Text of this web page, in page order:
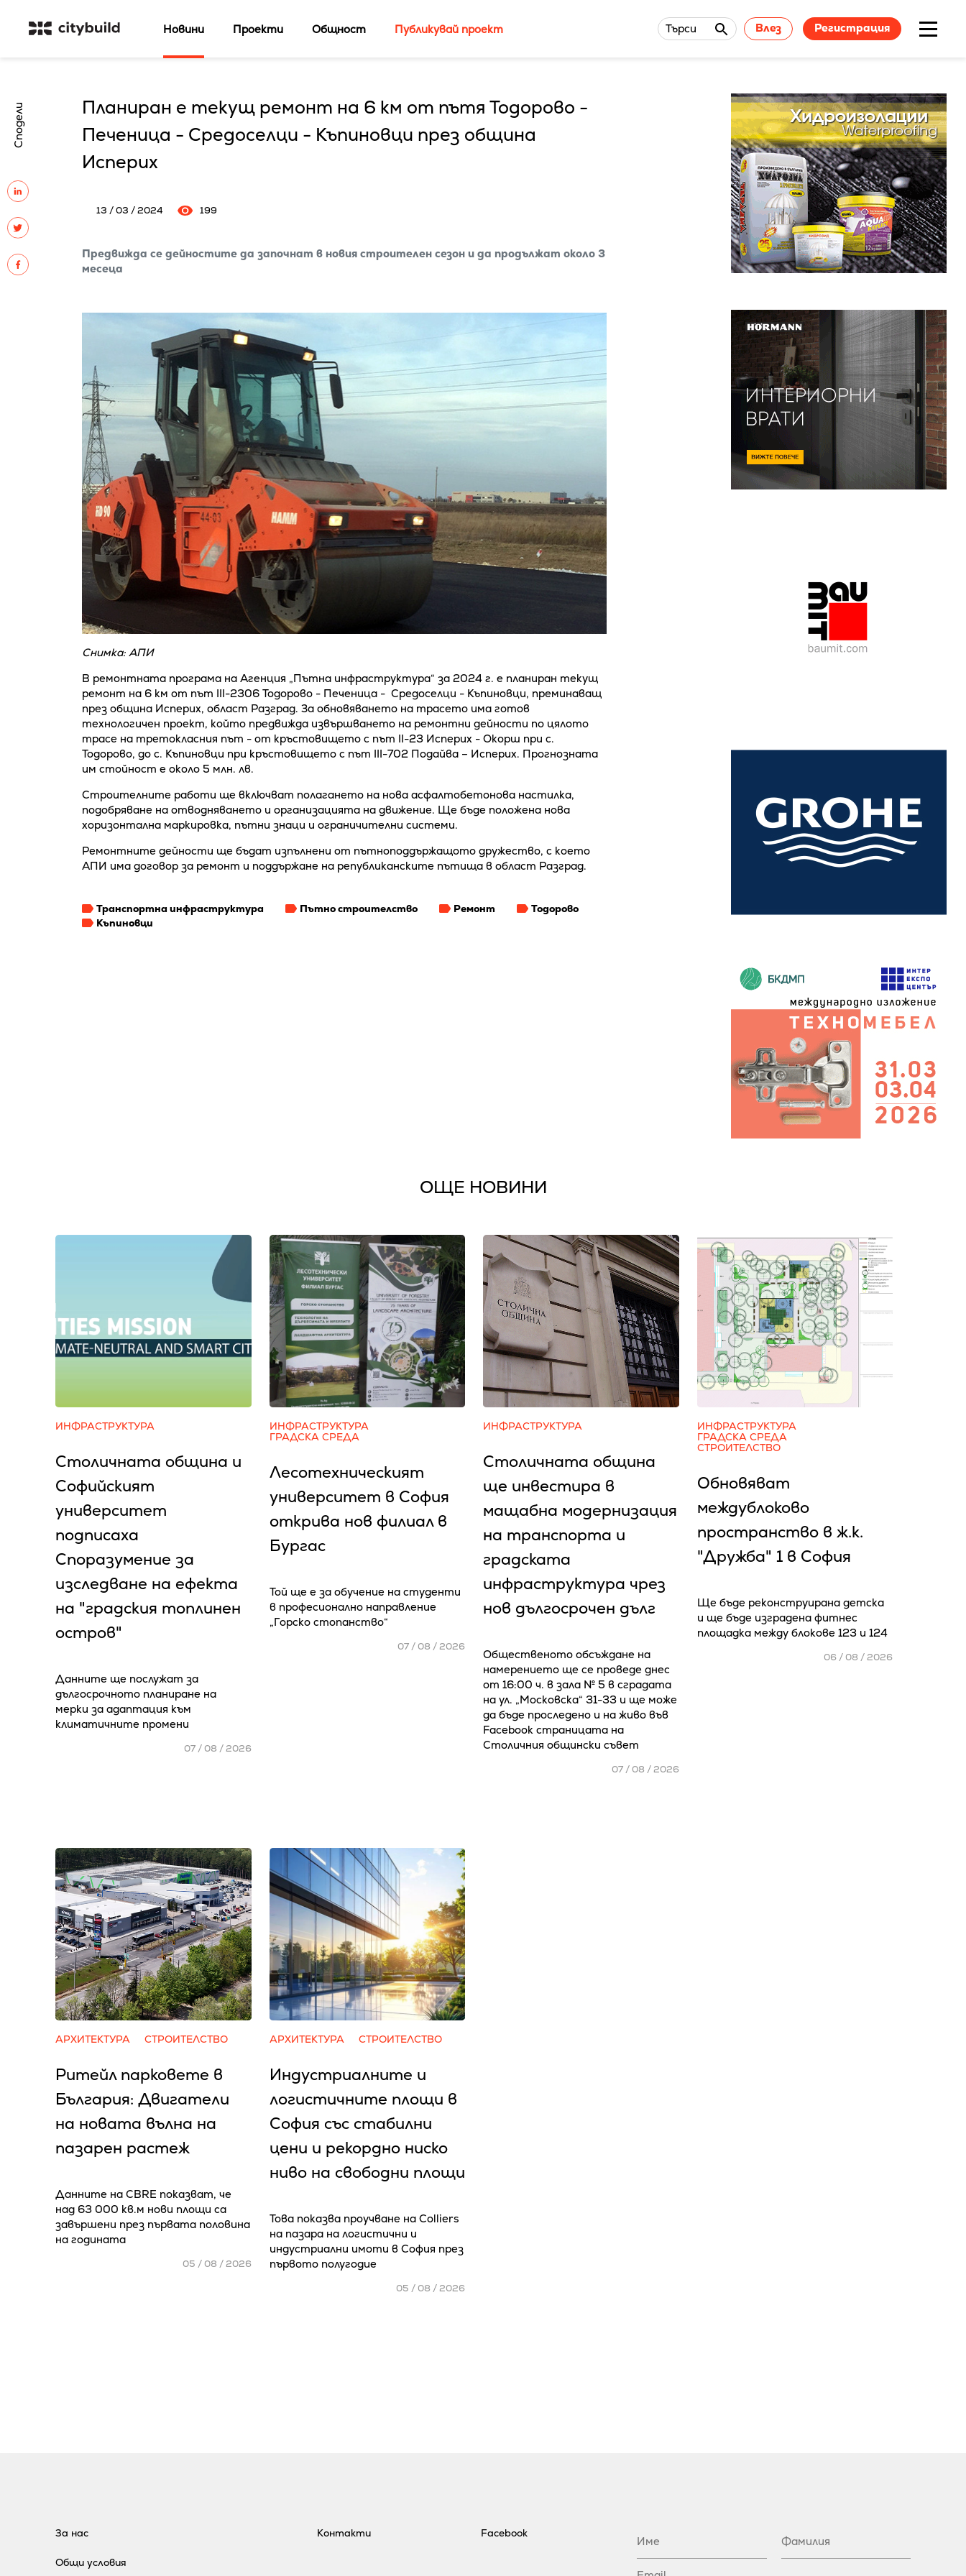
Новини Проекти Общност Публикувай проект Търси Влез Регистрация
Сподели
Планиран е текущ ремонт на 6 км от пътя Тодорово -
Печеница - Средоселци - Къпиновци през община
Исперих
13 / 03 / 2024 199
Предвижда се дейностите да започнат в новия строителен сезон и да продължат около 3
месеца
Снимка: АПИ
В ремонтната програма на Агенция „Пътна инфраструктура“ за 2024 г. е планиран текущ
ремонт на 6 км от път III-2306 Тодорово - Печеница - Средоселци - Къпиновци, преминаващ
през община Исперих, област Разград. За обновяването на трасето има готов
технологичен проект, който предвижда извършването на ремонтни дейности по цялото
трасе на третокласния път - от кръстовището с път II-23 Исперих - Окорш при с.
Тодорово, до с. Къпиновци при кръстовището с път III-702 Подайва – Исперих. Прогнозната
им стойност е около 5 млн. лв.
Строителните работи ще включват полагането на нова асфалтобетонова настилка,
подобряване на отводняването и организацията на движение. Ще бъде положена нова
хоризонтална маркировка, пътни знаци и ограничителни системи.
Ремонтните дейности ще бъдат изпълнени от пътноподдържащото дружество, с което
АПИ има договор за ремонт и поддържане на републиканските пътища в област Разград.
Транспортна инфраструктура Пътно строителство Ремонт
Тодорово
Къпиновци
ОЩЕ НОВИНИ
ИНФРАСТРУКТУРА
Столичната община и
Софийският
университет
подписаха
Споразумение за
изследване на ефекта
на "градския топлинен
остров"
Данните ще послужат за
дългосрочното планиране на
мерки за адаптация към
климатичните промени
07 / 08 / 2026
ИНФРАСТРУКТУРА
ГРАДСКА СРЕДА
Лесотехническият
университет в София
открива нов филиал в
Бургас
Той ще е за обучение на студенти
в професионално направление
„Горско стопанство“
07 / 08 / 2026
ИНФРАСТРУКТУРА
Столичната община
ще инвестира в
мащабна модернизация
на транспорта и
градската
инфраструктура чрез
нов дългосрочен дълг
Общественото обсъждане на
намерението ще се проведе днес
от 16:00 ч. в зала № 5 в сградата
на ул. „Московска“ 31-33 и ще може
да бъде проследено и на живо във
Facebook страницата на
Столичния общински съвет
07 / 08 / 2026
ИНФРАСТРУКТУРА
ГРАДСКА СРЕДА
СТРОИТЕЛСТВО
Обновяват
междублоково
пространство в ж.к.
"Дружба" 1 в София
Ще бъде реконструирана детска
и ще бъде изградена фитнес
площадка между блокове 123 и 124
06 / 08 / 2026
АРХИТЕКТУРА СТРОИТЕЛСТВО
Ритейл парковете в
България: Двигатели
на новата вълна на
пазарен растеж
Данните на CBRE показват, че
над 63 000 кв.м нови площи са
завършени през първата половина
на годината
05 / 08 / 2026
АРХИТЕКТУРА СТРОИТЕЛСТВО
Индустриалните и
логистичните площи в
София със стабилни
цени и рекордно ниско
ниво на свободни площи
Това показва проучване на Colliers
на пазара на логистични и
индустриални имоти в София през
първото полугодие
05 / 08 / 2026
За нас
Общи условия
Контакти Facebook